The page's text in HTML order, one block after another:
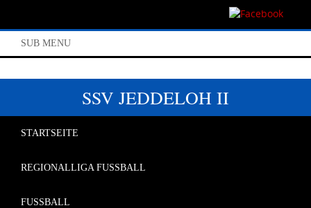
SUB MENU
SSV JEDDELOH II
STARTSEITE
REGIONALLIGA FUSSBALL
FUSSBALL